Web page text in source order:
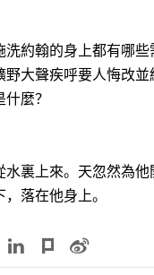
洗約翰的身上都有哪
野大聲疾呼要人悔改
麼？
水裏上來。天忽然為
落在他身上。